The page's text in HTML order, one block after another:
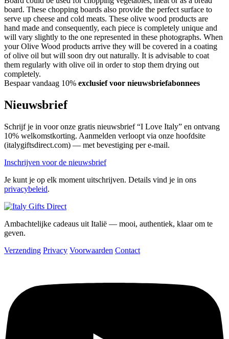
board. These chopping boards also provide the perfect surface to
serve up cheese and cold meats. These olive wood products are
hand made and consequently, each piece is completely unique and
will vary slightly to the one represented in these photographs. When
your Olive Wood products arrive they will be covered in a coating
of olive oil but will soon dry out naturally. It is advisable to coat
them regularly with olive oil in order to stop them drying out
completely.
Bespaar vandaag 10% exclusief voor nieuwsbriefabonnees
Nieuwsbrief
Schrijf je in voor onze gratis nieuwsbrief “I Love Italy” en ontvang
10% welkomstkorting. Aanmelden verloopt via onze hoofdsite
(italygiftsdirect.com) — met bevestiging per e-mail.
Inschrijven voor de nieuwsbrief
Je kunt je op elk moment uitschrijven. Details vind je in ons
privacybeleid.
Ambachtelijke cadeaus uit Italië — mooi, authentiek, klaar om te
geven.
Verzending Privacy Voorwaarden Contact